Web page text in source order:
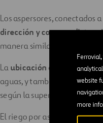
website
more
Los aspersores, conectados
dirección y con una
manera similar a la lluvia, y
La ubicación de los
aguas, y también zonas
según la superficie a regar
El riego por aspersión